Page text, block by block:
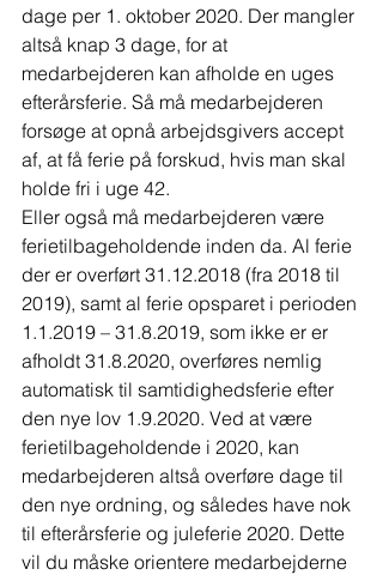
dage per 1. oktober 2020. Der mangler
altså knap 3 dage, for at
medarbejderen kan afholde en uges
efterårsferie. Så må medarbejderen
forsøge at opnå arbejdsgivers accept
af, at få ferie på forskud, hvis man skal
holde fri i uge 42.
Eller også må medarbejderen være
ferietilbageholdende inden da. Al ferie
der er overført 31.12.2018 (fra 2018 til
2019), samt al ferie opsparet i perioden
1.1.2019 – 31.8.2019, som ikke er er
afholdt 31.8.2020, overføres nemlig
automatisk til samtidighedsferie efter
den nye lov 1.9.2020. Ved at være
ferietilbageholdende i 2020, kan
medarbejderen altså overføre dage til
den nye ordning, og således have nok
til efterårsferie og juleferie 2020. Dette
vil du måske orientere medarbejderne